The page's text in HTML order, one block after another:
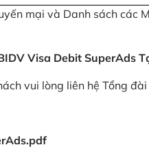
mại và Danh sách các
Visa Debit SuperAds
vui lòng liên hệ Tổng đài